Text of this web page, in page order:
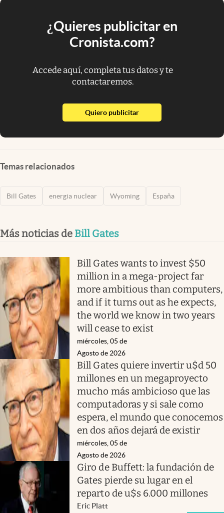
¿Quieres publicitar en
Cronista.com?
Accede aquí, completa tus datos y te
contactaremos.
Quiero publicitarabre en nueva pestaña
Temas relacionados
Bill Gates energia nuclear Wyoming España
Más noticias de Bill Gates
Bill Gates wants to invest $50
million in a mega-project far
more ambitious than computers,
and if it turns out as he expects,
the world we know in two years
will cease to exist
miércoles, 05 de
Agosto de 2026
Bill Gates quiere invertir u$d 50
millones en un megaproyecto
mucho más ambicioso que las
computadoras y si sale como
espera, el mundo que conocemos
en dos años dejará de existir
miércoles, 05 de
Agosto de 2026
Giro de Buffett: la fundación de
Gates pierde su lugar en el
reparto de u$s 6.000 millones
Eric Platt